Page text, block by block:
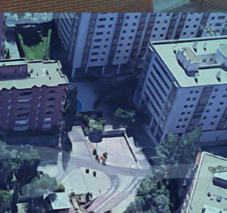
La comunidad de propietarios Jesús
Aprendiz está ubicada en la calle Jesús de
Aprendiz 1, cerca del parque Retiro de
Madrid. Esta comunidad apostó por la
innovación y realizó un gran ahorro para sí